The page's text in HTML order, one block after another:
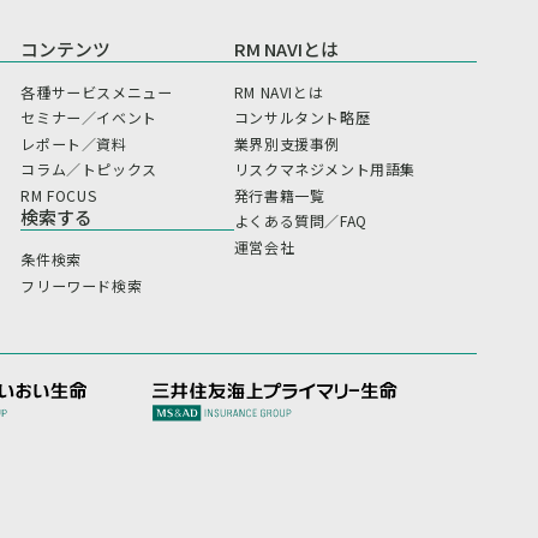
コンテンツ
各種サービスメニュー
セミナー／イベント
レポート／資料
コラム／トピックス
RM FOCUS
検索する
条件検索
フリーワード検索
RM NAVIとは
RM NAVIとは
コンサルタント略歴
業界別支援事例
リスクマネジメント用語集
発行書籍一覧
よくある質問／FAQ
運営会社